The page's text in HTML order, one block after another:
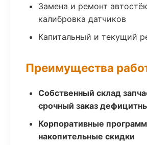
Замена и ремонт
калибровка датчиков
Капитальный и текущий
Преимущества
Собственный склад
срочный заказ
Корпоративные
накопительные скидки